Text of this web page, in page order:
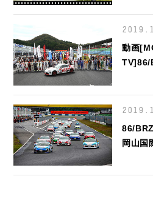
動画
TV]86/
86/
岡山国